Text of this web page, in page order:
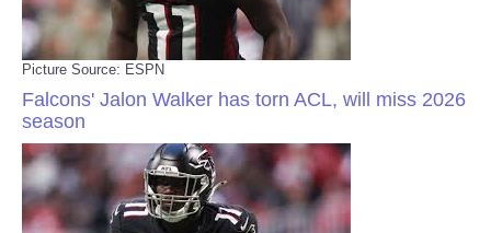
Picture Source: ESPN
Falcons' Jalon Walker has torn ACL, will miss 2026
season